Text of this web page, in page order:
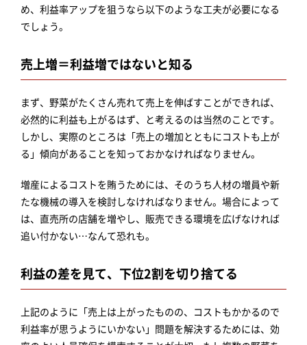
め、利益率アップを狙うなら以下のような工夫が必要になる
でしょう。
売上増＝利益増ではないと知る
まず、野菜がたくさん売れて売上を伸ばすことができれば、
必然的に利益も上がるはず、と考えるのは当然のことです。
しかし、実際のところは「売上の増加とともにコストも上が
る」傾向があることを知っておかなければなりません。
増産によるコストを賄うためには、そのうち人材の増員や新
たな機械の導入を検討しなければなりません。場合によって
は、直売所の店舗を増やし、販売できる環境を広げなければ
追い付かない…なんて恐れも。
利益の差を見て、下位2割を切り捨てる
上記のように「売上は上がったものの、コストもかかるので
利益率が思うようにいかない」問題を解決するためには、効